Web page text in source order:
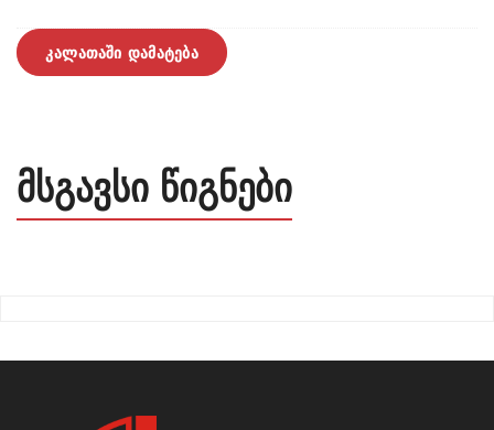
კალათაში დამატება
მსგავსი წიგნები